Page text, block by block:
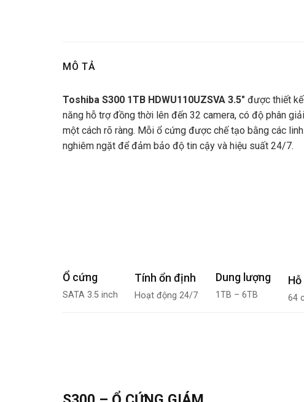
MÔ TẢ
Toshiba S300 1TB HDWU110UZSVA 3.5″ được thiết
năng hỗ trợ đồng thời lên đến 32 camera, có độ phân
một cách rõ ràng. Mỗi ổ cứng được chế tạo bằng các
nghiêm ngặt để đảm bảo độ tin cậy và hiệu suất 24/7.
Ổ cứng
SATA 3.5 inch
Tính ổn định
Hoạt động 24/7
Dung lượng
1TB – 6TB 64